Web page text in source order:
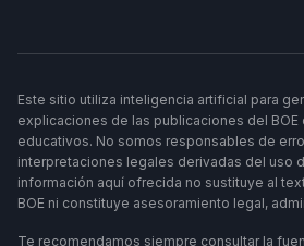
Este sitio utiliza inteligencia artificial para
explicaciones de las publicaciones del
educativos. No somos responsables de
interpretaciones legales derivadas del uso
información aquí ofrecida no sustituye al
BOE ni constituye asesoramiento legal,
Te recomendamos siempre consultar la